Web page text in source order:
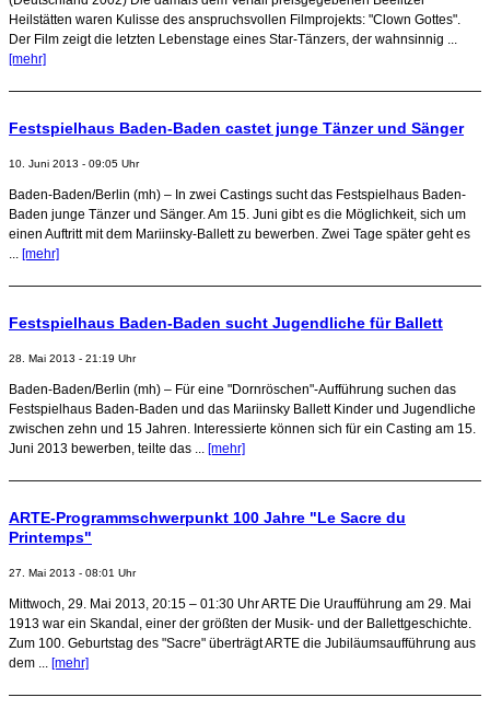
Heilstätten waren Kulisse des anspruchsvollen Filmprojekts: "Clown Gottes".
Der Film zeigt die letzten Lebenstage eines Star-Tänzers, der wahnsinnig ...
[mehr]
Festspielhaus Baden-Baden castet junge Tänzer und Sänger
10. Juni 2013 - 09:05 Uhr
Baden-Baden/Berlin (mh) – In zwei Castings sucht das Festspielhaus Baden-
Baden junge Tänzer und Sänger. Am 15. Juni gibt es die Möglichkeit, sich um
einen Auftritt mit dem Mariinsky-Ballett zu bewerben. Zwei Tage später geht es
[mehr]
Festspielhaus Baden-Baden sucht Jugendliche für Ballett
28. Mai 2013 - 21:19 Uhr
Baden-Baden/Berlin (mh) – Für eine "Dornröschen"-Aufführung suchen das
Festspielhaus Baden-Baden und das Mariinsky Ballett Kinder und Jugendliche
zwischen zehn und 15 Jahren. Interessierte können sich für ein Casting am 15.
Juni 2013 bewerben, teilte das ... [mehr]
ARTE-Programmschwerpunkt 100 Jahre "Le Sacre du
Printemps"
27. Mai 2013 - 08:01 Uhr
Mittwoch, 29. Mai 2013, 20:15 – 01:30 Uhr ARTE Die Uraufführung am 29. Mai
1913 war ein Skandal, einer der größten der Musik- und der Ballettgeschichte.
Zum 100. Geburtstag des "Sacre" überträgt ARTE die Jubiläumsaufführung aus
dem ... [mehr]